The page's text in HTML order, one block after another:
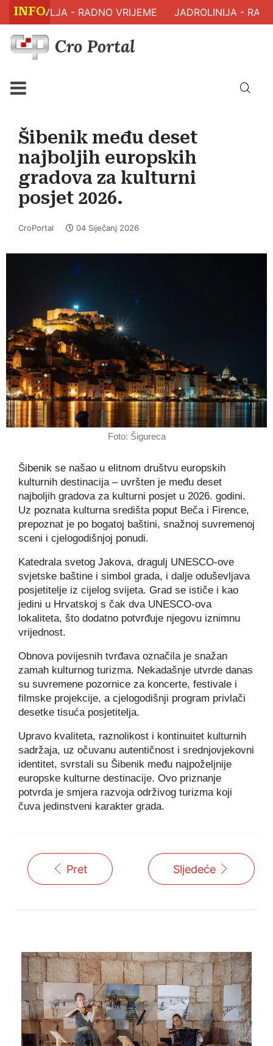
INFO
ZDRAVLJA - RADNO VRIJEME JADROLINIJA -
Šibenik među deset
najboljih europskih
gradova za kulturni
posjet 2026.
CroPortal 04 Siječanj 2026
Foto: Šigureca
Šibenik se našao u elitnom društvu europskih
kulturnih destinacija – uvršten je među deset
najboljih gradova za kulturni posjet u 2026. godini.
Uz poznata kulturna središta poput Beča i Firence,
prepoznat je po bogatoj baštini, snažnoj suvremenoj
sceni i cjelogodišnjoj ponudi.
Katedrala svetog Jakova, dragulj UNESCO-ove
svjetske baštine i simbol grada, i dalje oduševljava
posjetitelje iz cijelog svijeta. Grad se ističe i kao
jedini u Hrvatskoj s čak dva UNESCO-ova
lokaliteta, što dodatno potvrđuje njegovu iznimnu
vrijednost.
Obnova povijesnih tvrđava označila je snažan
zamah kulturnog turizma. Nekadašnje utvrde danas
su suvremene pozornice za koncerte, festivale i
filmske projekcije, a cjelogodišnji program privlači
desetke tisuća posjetitelja.
Upravo kvaliteta, raznolikost i kontinuitet kulturnih
sadržaja, uz očuvanu autentičnost i srednjovjekovni
identitet, svrstali su Šibenik među najpoželjnije
europske kulturne destinacije. Ovo priznanje
potvrda je smjera razvoja održivog turizma koji
čuva jedinstveni karakter grada.
Pret Sljedeće